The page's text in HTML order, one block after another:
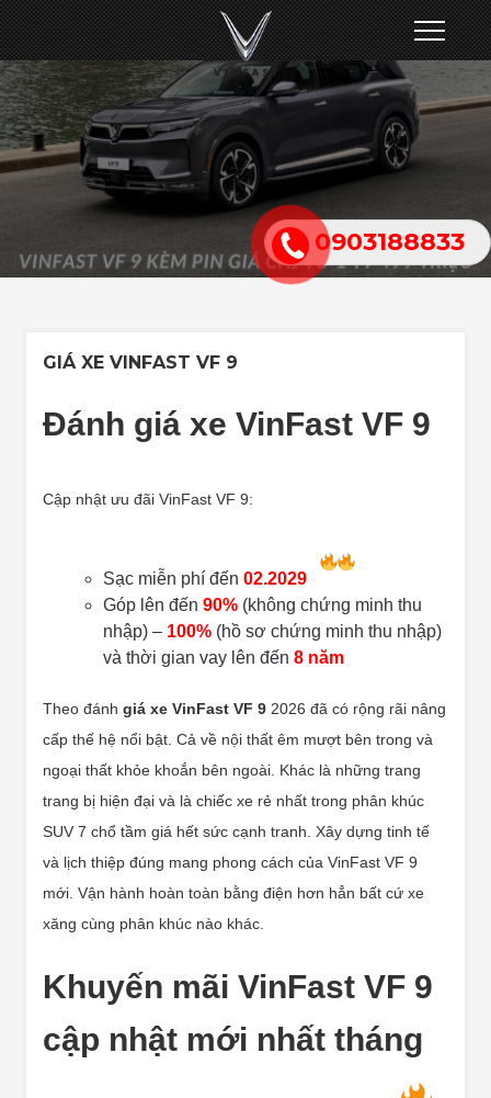
GIÁ XE VINFAST VF 9
Đánh giá xe VinFast VF 9
Cập nhật ưu đãi VinFast VF 9:
Sạc miễn phí đến 02.2029
Góp lên đến 90% (không chứng minh thu
nhập) – 100% (hồ sơ chứng minh thu nhập)
và thời gian vay lên đến 8 năm
Theo đánh giá xe VinFast VF 9 2026 đã có rộng rãi nâng
cấp thế hệ nổi bật. Cả về nội thất êm mượt bên trong và
ngoại thất khỏe khoắn bên ngoài. Khác là những trang
trang bị hiện đại và là chiếc xe rẻ nhất trong phân khúc
SUV 7 chổ tầm giá hết sức cạnh tranh. Xây dựng tinh tế
và lịch thiệp đúng mang phong cách của VinFast VF 9
mới. Vận hành hoàn toàn bằng điện hơn hẳn bất cứ xe
xăng cùng phân khúc nào khác.
Khuyến mãi VinFast VF 9
cập nhật mới nhất tháng
0903188833